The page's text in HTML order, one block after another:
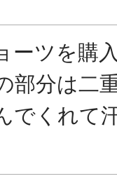
ーツを購
部分は二
でくれて